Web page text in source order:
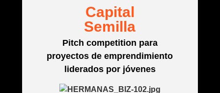
Capital
Semilla
Pitch competition para
proyectos de emprendimiento
liderados por jóvenes